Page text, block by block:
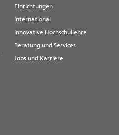
Einrichtungen
International
Innovative Hochschullehre
Beratung und Services
Jobs und Karriere